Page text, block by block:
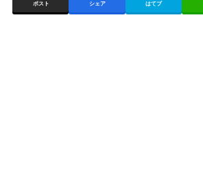
ポスト シェア はてブ